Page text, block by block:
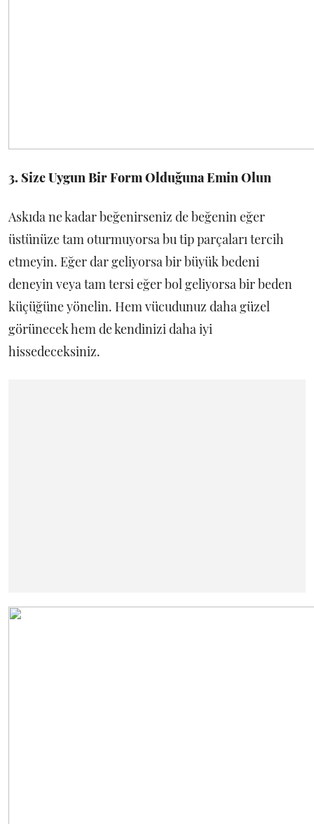
3. Size Uygun Bir Form Olduğuna Emin Olun
Askıda ne kadar beğenirseniz de beğenin eğer
üstünüze tam oturmuyorsa bu tip parçaları tercih
etmeyin. Eğer dar geliyorsa bir büyük bedeni
deneyin veya tam tersi eğer bol geliyorsa bir beden
küçüğüne yönelin. Hem vücudunuz daha güzel
görünecek hem de kendinizi daha iyi
hissedeceksiniz.